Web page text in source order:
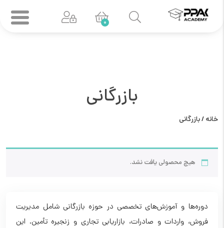
0
بازرگانی
خانه/ بازرگانی
هیچ محصولی یافت نشد.
دوره‌ها و آموزش‌های تخصصی در حوزه بازرگانی شامل مدیریت
فروش، واردات و صادرات، بازاریابی تجاری و زنجیره تأمین. این